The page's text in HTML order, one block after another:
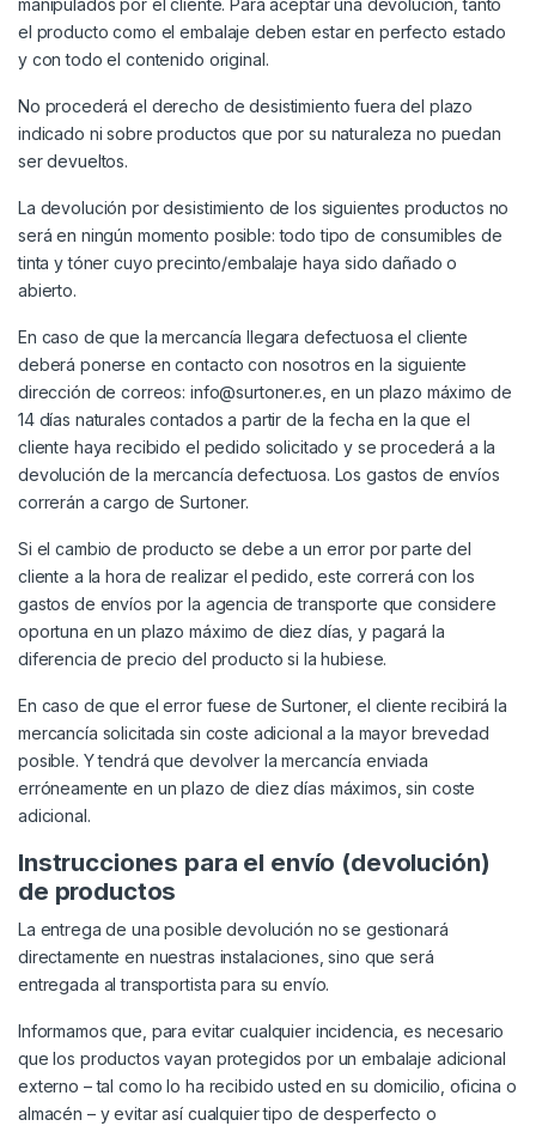
manipulados por el cliente. Para aceptar una devolución, tanto
el producto como el embalaje deben estar en perfecto estado
y con todo el contenido original.
No procederá el derecho de desistimiento fuera del plazo
indicado ni sobre productos que por su naturaleza no puedan
ser devueltos.
La devolución por desistimiento de los siguientes productos no
será en ningún momento posible: todo tipo de consumibles de
tinta y tóner cuyo precinto/embalaje haya sido dañado o
abierto.
En caso de que la mercancía llegara defectuosa el cliente
deberá ponerse en contacto con nosotros en la siguiente
dirección de correos: info@surtoner.es, en un plazo máximo de
14 días naturales contados a partir de la fecha en la que el
cliente haya recibido el pedido solicitado y se procederá a la
devolución de la mercancía defectuosa. Los gastos de envíos
correrán a cargo de Surtoner.
Si el cambio de producto se debe a un error por parte del
cliente a la hora de realizar el pedido, este correrá con los
gastos de envíos por la agencia de transporte que considere
oportuna en un plazo máximo de diez días, y pagará la
diferencia de precio del producto si la hubiese.
En caso de que el error fuese de Surtoner, el cliente recibirá la
mercancía solicitada sin coste adicional a la mayor brevedad
posible. Y tendrá que devolver la mercancía enviada
erróneamente en un plazo de diez días máximos, sin coste
adicional.
Instrucciones para el envío (devolución)
de productos
La entrega de una posible devolución no se gestionará
directamente en nuestras instalaciones, sino que será
entregada al transportista para su envío.
Informamos que, para evitar cualquier incidencia, es necesario
que los productos vayan protegidos por un embalaje adicional
externo – tal como lo ha recibido usted en su domicilio, oficina o
almacén – y evitar así cualquier tipo de desperfecto o